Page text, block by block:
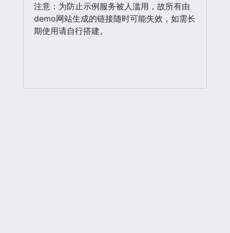
注意：为防止示例服务被人滥用，故所有由
demo网站生成的链接随时可能失效，如需长
期使用请自行搭建。